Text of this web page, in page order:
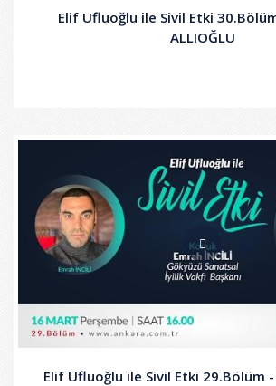
Elif Ufluoğlu ile Sivil Etki
ALLIOĞLU
Elif Ufluoğlu ile Sivil Etki 29.Bölüm -